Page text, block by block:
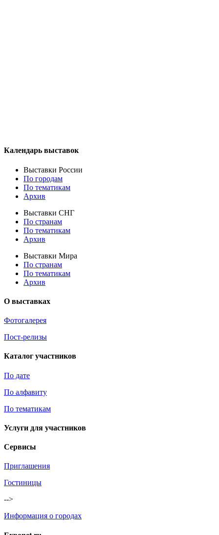
Календарь выставок
Выставки России
По городам
По тематикам
Архив
Выставки СНГ
По странам
По тематикам
Архив
Выставки Мира
По странам
По тематикам
Архив
О выставках
Фотогалерея
Пост-релизы
Каталог участников
По дате
По алфавиту
По тематикам
Услуги для участников
Сервисы
Приглашения
Гостиницы
-->
Информация о городах